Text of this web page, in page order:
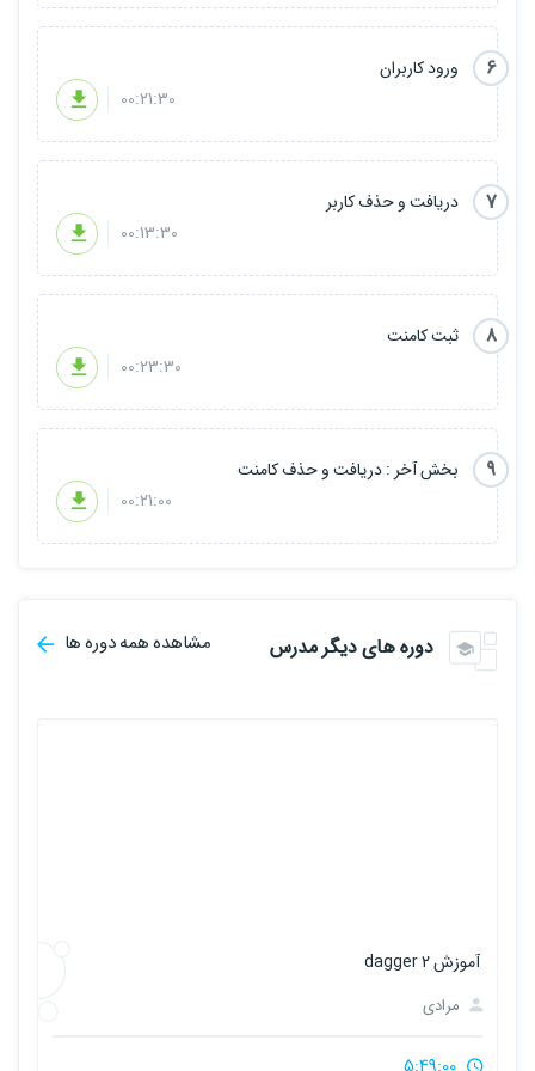
6
ورود کاربران
00:21:30
7
دریافت و حذف کاربر
00:13:30
8
ثبت کامنت
00:23:30
9
بخش آخر : دریافت و حذف کامنت
00:21:00
دوره های دیگر مدرس مشاهده همه دوره ها
آموزش dagger 2
مرادی